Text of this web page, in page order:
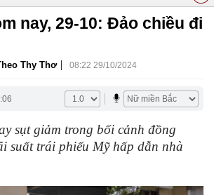
nay, 29-10: Đảo chiều đi
Thy Thơ | 08:22 29/10/2024
sụt giảm trong bối cảnh đồng
suất trái phiếu Mỹ hấp dẫn nhà